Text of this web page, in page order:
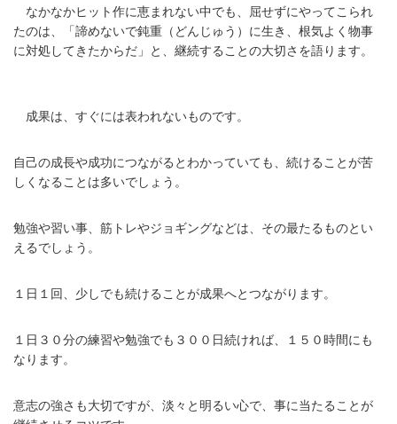
なかなかヒット作に恵まれない中でも、屈せずにやってこられ
たのは、「諦めないで鈍重（どんじゅう）に生き、根気よく物事
に対処してきたからだ」と、継続することの大切さを語ります。
成果は、すぐには表われないものです。
自己の成長や成功につながるとわかっていても、続けることが苦
しくなることは多いでしょう。
勉強や習い事、筋トレやジョギングなどは、その最たるものとい
えるでしょう。
１日１回、少しでも続けることが成果へとつながります。
１日３０分の練習や勉強でも３００日続ければ、１５０時間にも
なります。
意志の強さも大切ですが、淡々と明るい心で、事に当たることが